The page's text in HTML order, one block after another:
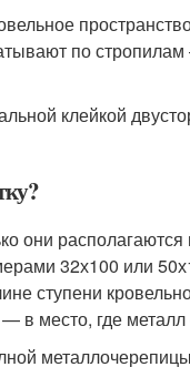
по
клейкой
они
32х100 или
ступени
в место, где